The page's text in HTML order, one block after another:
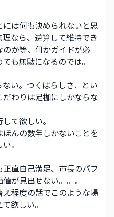
は何も決められないと思
なら、逆算して維持でき
か等、何かガイドが必
も無駄になるのでは。
い。つくばらしさ、とい
わりは足枷にしかならな
て欲しい。
んの数年しかないことを
。
直自己満足、市長のパフ
が見出せない。。。
程度の話でこのような場
欲しい。